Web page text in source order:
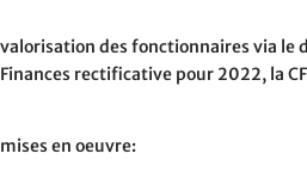
des fonctionnaires via le
rectificative pour 2022, la
en oeuvre: